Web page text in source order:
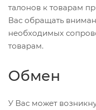
талонов к товарам
Вас обращать
необходимых
товарам.
Обмен
У Вас может